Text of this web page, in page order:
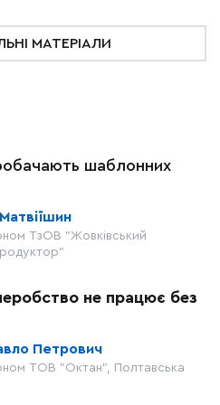
МАТЕРІАЛИ
шаблонних
ТзОВ "Жовківський
не працює без
Петрович
ТОВ "Октан", Полтавська